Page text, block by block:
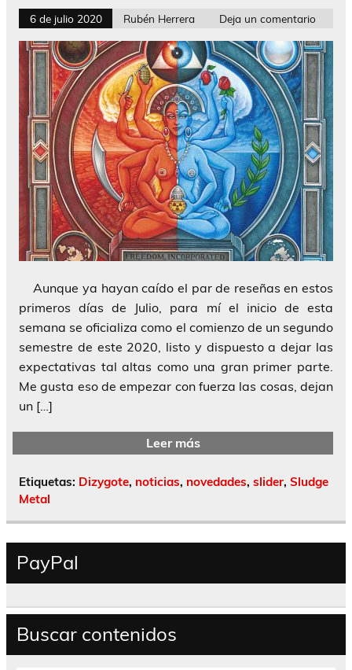
6 de julio 2020 Rubén Herrera Deja un comentario
Aunque ya hayan caído el par de reseñas en estos
primeros días de Julio, para mí el inicio de esta
semana se oficializa como el comienzo de un segundo
semestre de este 2020, listo y dispuesto a dejar las
expectativas tal altas como una gran primer parte.
Me gusta eso de empezar con fuerza las cosas, dejan
un […]
Leer más
Etiquetas: Dizygote, noticias, novedades, slider, Sludge
Metal
PayPal
Buscar contenidos